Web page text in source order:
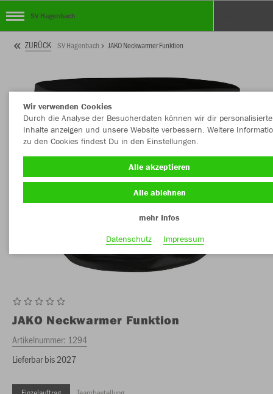
SV Hagenbach
ZURÜCK SV Hagenbach JAKO Neckwarmer Funktion
JAKO Neckwarmer Funktion
Artikelnummer: 1294
Lieferbar bis 2027
Wir verwenden Cookies
Durch die Analyse der Besucherdaten können wir dir personalisierte
Inhalte anzeigen und unsere Website verbessern. Weitere
zu den Cookies findest Du in den Einstellungen.
Alle akzeptieren
Alle ablehnen
mehr Infos
Datenschutz
Impressum